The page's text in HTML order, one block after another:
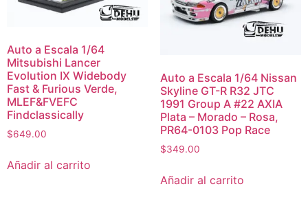
Auto a Escala 1/64
Mitsubishi Lancer
Evolution IX Widebody
Fast & Furious Verde,
MLEF&FVEFC
Findclassically
$649.00
Añadir al carrito
Auto a Escala 1/64 Nissan
Skyline GT-R R32 JTC
1991 Group A #22 AXIA
Plata – Morado – Rosa,
PR64-0103 Pop Race
$349.00
Añadir al carrito